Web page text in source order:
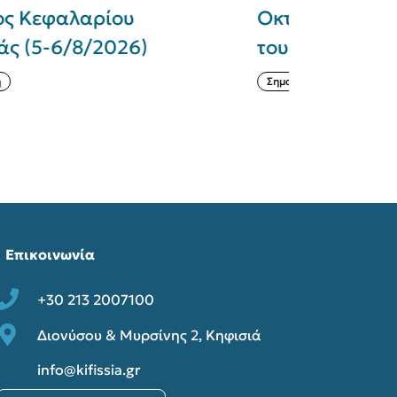
ως ημέρα αργίας
Δήμου Κηφισιάς
Νέα
Επικοινωνία
+30 213 2007100
Διονύσου & Μυρσίνης 2, Κηφισιά
info@kifissia.gr